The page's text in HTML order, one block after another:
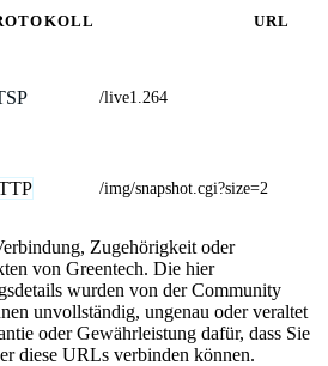
URL
/live1.264
/img/snapshot.cgi?size=2
Zugehörigkeit oder
von Greentech. Die hier
wurden von der Community
unvollständig, ungenau oder veraltet
oder Gewährleistung dafür, dass Sie
diese URLs verbinden können.